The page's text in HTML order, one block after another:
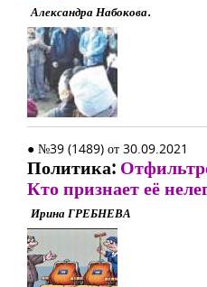
Александра Набокова.
● №39 (1489) от 30.09.2021
Политика:
Кто признает её
Ирина ГРЕБНЕВА